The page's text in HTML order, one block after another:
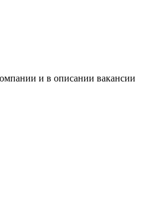
и в описании вакансии